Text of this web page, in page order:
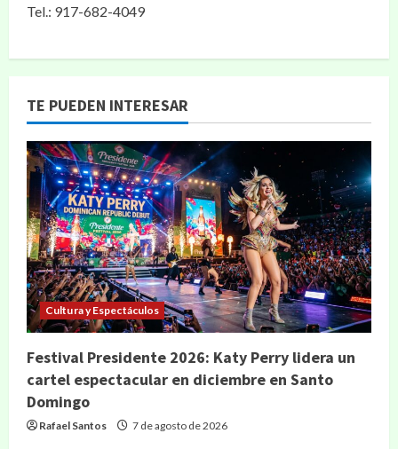
Tel.: 917-682-4049
TE PUEDEN INTERESAR
Cultura y Espectáculos
Festival Presidente 2026: Katy Perry lidera un
cartel espectacular en diciembre en Santo
Domingo
Rafael Santos 7 de agosto de 2026